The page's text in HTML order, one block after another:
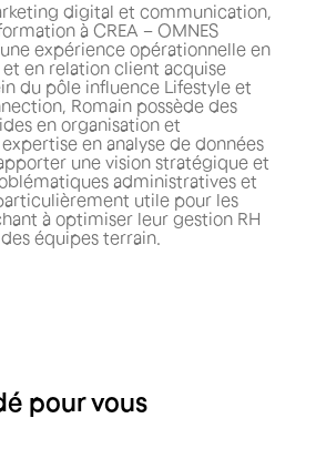
digital et communication,
à CREA – OMNES
expérience opérationnelle en
en relation client acquise
du pôle influence Lifestyle et
Romain possède des
en organisation et
en analyse de données
une vision stratégique et
administratives et
utile pour les
à optimiser leur gestion RH
équipes terrain.
pour vous